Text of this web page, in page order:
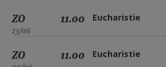
ZO
13/06
11.00 Eucharistie
ZO 11.00 Eucharistie